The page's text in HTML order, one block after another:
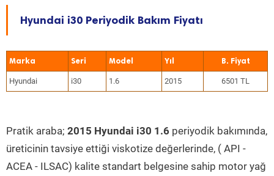
Hyundai i30 Periyodik Bakım Fiyatı
Marka Seri Model Yıl
Hyundai i30 1.6 2015 6501 TL
Pratik araba; 2015 Hyundai i30 1.6 periyodik bakımında,
üreticinin tavsiye ettiği viskotize değerlerinde, ( API -
ACEA - ILSAC) kalite standart belgesine sahip motor yağ